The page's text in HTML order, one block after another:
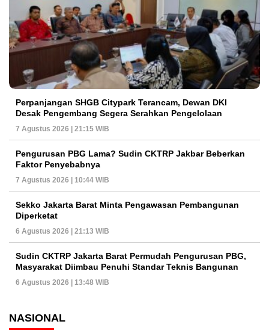
Perpanjangan SHGB Citypark Terancam, Dewan DKI
Desak Pengembang Segera Serahkan Pengelolaan
7 Agustus 2026 | 21:15 WIB
Pengurusan PBG Lama? Sudin CKTRP Jakbar Beberkan
Faktor Penyebabnya
7 Agustus 2026 | 10:44 WIB
Sekko Jakarta Barat Minta Pengawasan Pembangunan
Diperketat
6 Agustus 2026 | 21:13 WIB
Sudin CKTRP Jakarta Barat Permudah Pengurusan PBG,
Masyarakat Diimbau Penuhi Standar Teknis Bangunan
6 Agustus 2026 | 13:48 WIB
NASIONAL